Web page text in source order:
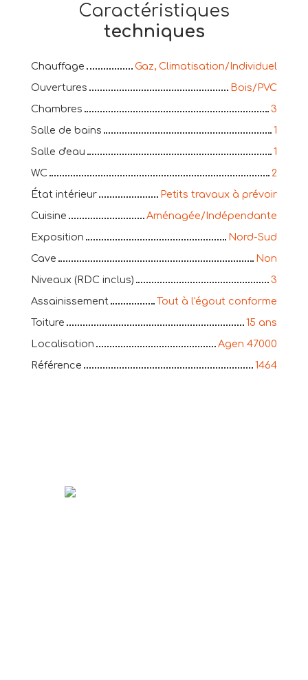
Caractéristiques
techniques
Chauffage
Gaz, Climatisation/Individuel
Ouvertures
Bois/PVC
Chambres
3
Salle de bains
1
Salle d'eau
1
WC
2
État intérieur
Petits travaux à prévoir
Cuisine
Aménagée/Indépendante
Exposition
Nord-Sud
Cave
Non
Niveaux (RDC inclus)
3
Assainissement
Tout à l'égout conforme
Toiture
15 ans
Localisation
Agen 47000
Référence
1464